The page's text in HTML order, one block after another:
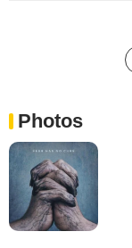
Photos